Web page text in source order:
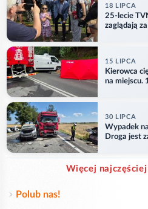
18 LIPCA
25-lecie
zaglądają
15 LIPCA
Kierowca
na miejscu.
30 LIPCA
Wypadek
Droga jest
Więcej
Polub nas!